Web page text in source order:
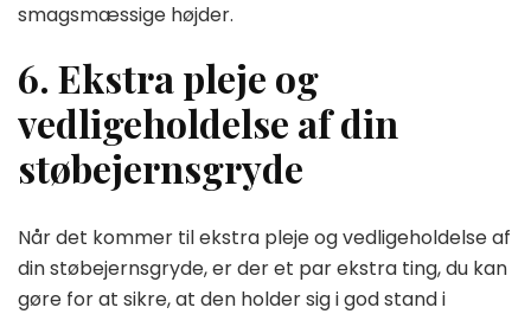
smagsmæssige højder.
6. Ekstra pleje og
vedligeholdelse af din
støbejernsgryde
Når det kommer til ekstra pleje og vedligeholdelse af
din støbejernsgryde, er der et par ekstra ting, du kan
gøre for at sikre, at den holder sig i god stand i